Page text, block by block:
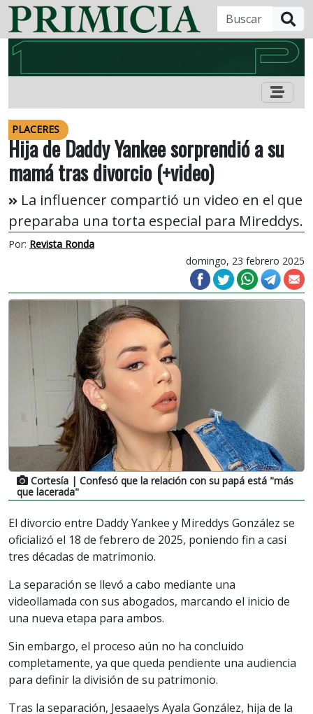
PLACERES
Hija de Daddy Yankee sorprendió a su
mamá tras divorcio (+video)
La influencer compartió un video en el que
preparaba una torta especial para Mireddys.
Por: Revista Ronda
domingo, 23 febrero 2025
Cortesía | Confesó que la relación con su papá está "más
que lacerada"
El divorcio entre Daddy Yankee y Mireddys González se
oficializó el 18 de febrero de 2025, poniendo fin a casi
tres décadas de matrimonio.
La separación se llevó a cabo mediante una
videollamada con sus abogados, marcando el inicio de
una nueva etapa para ambos.
Sin embargo, el proceso aún no ha concluido
completamente, ya que queda pendiente una audiencia
para definir la división de su patrimonio.
Tras la separación, Jesaaelys Ayala González, hija de la